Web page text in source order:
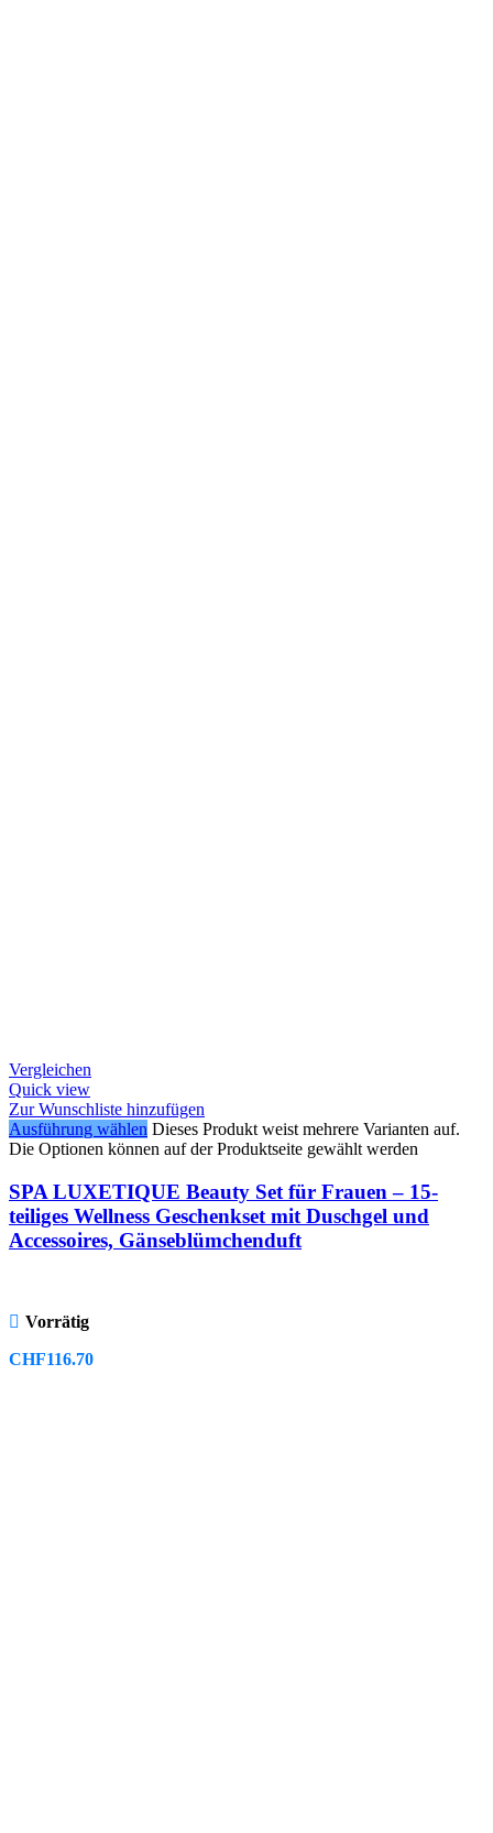
Vergleichen
Quick view
Zur Wunschliste hinzufügen
Ausführung wählen Dieses Produkt weist mehrere Varianten auf.
Die Optionen können auf der Produktseite gewählt werden
SPA LUXETIQUE Beauty Set für Frauen – 15-
teiliges Wellness Geschenkset mit Duschgel und
Accessoires, Gänseblümchenduft
Vorrätig
CHF116.70